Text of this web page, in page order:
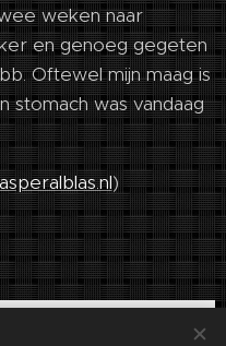
weken naar
en genoeg gegeten
Oftewel mijn maag is
stomach was vandaag
)